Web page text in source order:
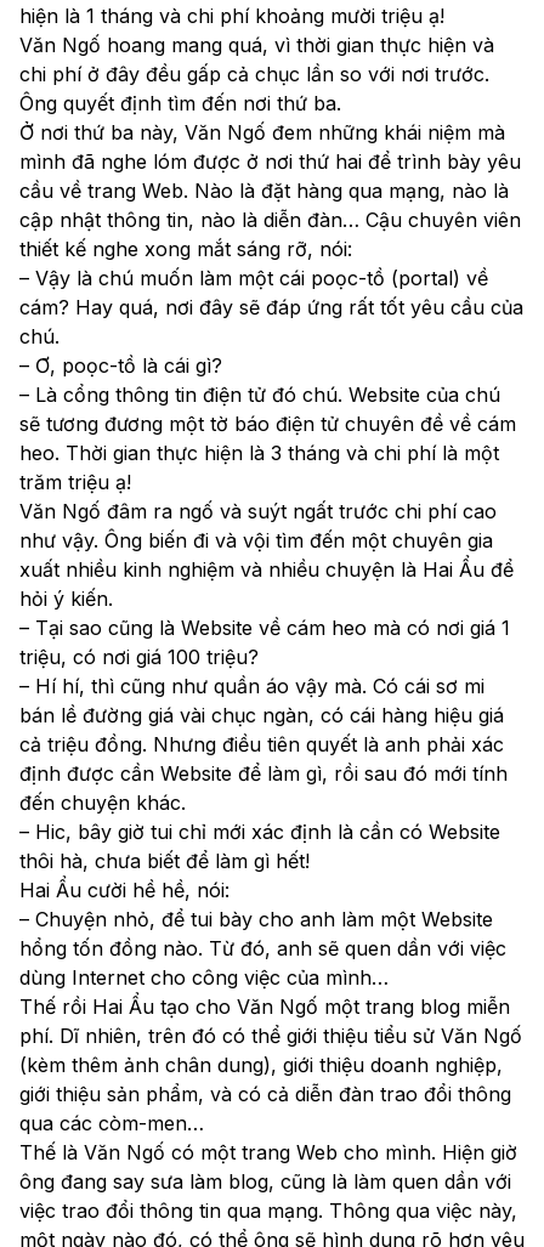
hiện là 1 tháng và chi phí khoảng mười triệu ạ!
Văn Ngố hoang mang quá, vì thời gian thực hiện và
chi phí ở đây đều gấp cả chục lần so với nơi trước.
Ông quyết định tìm đến nơi thứ ba.
Ở nơi thứ ba này, Văn Ngố đem những khái niệm mà
mình đã nghe lóm được ở nơi thứ hai để trình bày yêu
cầu về trang Web. Nào là đặt hàng qua mạng, nào là
cập nhật thông tin, nào là diễn đàn… Cậu chuyên viên
thiết kế nghe xong mắt sáng rỡ, nói:
– Vậy là chú muốn làm một cái poọc-tồ (portal) về
cám? Hay quá, nơi đây sẽ đáp ứng rất tốt yêu cầu của
chú.
– Ơ, poọc-tồ là cái gì?
– Là cổng thông tin điện tử đó chú. Website của chú
sẽ tương đương một tờ báo điện tử chuyên đề về cám
heo. Thời gian thực hiện là 3 tháng và chi phí là một
trăm triệu ạ!
Văn Ngố đâm ra ngố và suýt ngất trước chi phí cao
như vậy. Ông biến đi và vội tìm đến một chuyên gia
xuất nhiều kinh nghiệm và nhiều chuyện là Hai Ẩu để
hỏi ý kiến.
– Tại sao cũng là Website về cám heo mà có nơi giá 1
triệu, có nơi giá 100 triệu?
– Hí hí, thì cũng như quần áo vậy mà. Có cái sơ mi
bán lề đường giá vài chục ngàn, có cái hàng hiệu giá
cả triệu đồng. Nhưng điều tiên quyết là anh phải xác
định được cần Website để làm gì, rồi sau đó mới tính
đến chuyện khác.
– Hic, bây giờ tui chỉ mới xác định là cần có Website
thôi hà, chưa biết để làm gì hết!
Hai Ẩu cười hề hề, nói:
– Chuyện nhỏ, để tui bày cho anh làm một Website
hổng tốn đồng nào. Từ đó, anh sẽ quen dần với việc
dùng Internet cho công việc của mình…
Thế rồi Hai Ẩu tạo cho Văn Ngố một trang blog miễn
phí. Dĩ nhiên, trên đó có thể giới thiệu tiểu sử Văn Ngố
(kèm thêm ảnh chân dung), giới thiệu doanh nghiệp,
giới thiệu sản phẩm, và có cả diễn đàn trao đổi thông
qua các còm-men…
Thế là Văn Ngố có một trang Web cho mình. Hiện giờ
ông đang say sưa làm blog, cũng là làm quen dần với
việc trao đổi thông tin qua mạng. Thông qua việc này,
một ngày nào đó, có thể ông sẽ hình dung rõ hơn yêu